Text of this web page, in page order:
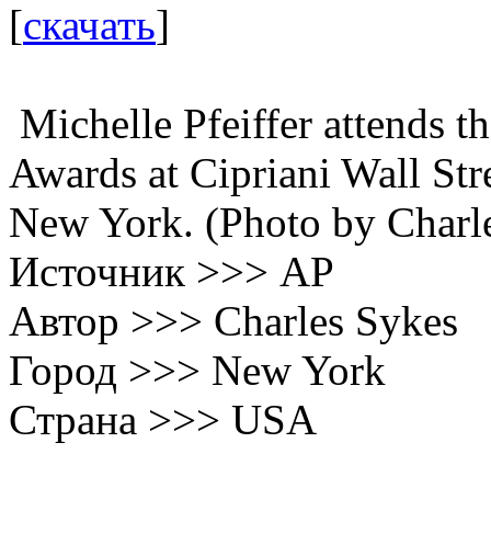
[скачать]
Michelle Pfeiffer attends
Awards at Cipriani Wall
New York. (Photo by
Источник >>> AP
Автор >>> Charles Sykes
Город >>> New York
Страна >>> USA